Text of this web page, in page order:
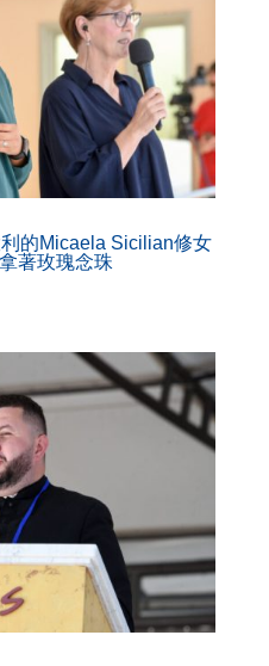
的Micaela Sicilian修女
著玫瑰念珠